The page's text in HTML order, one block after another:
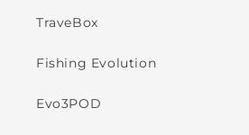
TraveBox
Fishing Evolution
Evo3POD